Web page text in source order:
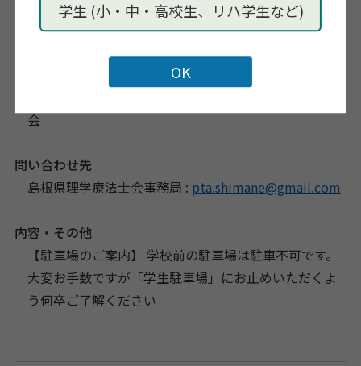
学生 (小・中・高校生、リハ学生など)
申し込み期限
令和5年8月18日（金）
会
問い合わせ先
島根県理学療法士会事務局 : pta.shimane@gmail.com
内容・その他
【駐車場のご案内】 学校前の駐車場は駐車不可です。
大変お手数ですが「学生駐車場」にお止めいただくよ
う何卒ご了解ください